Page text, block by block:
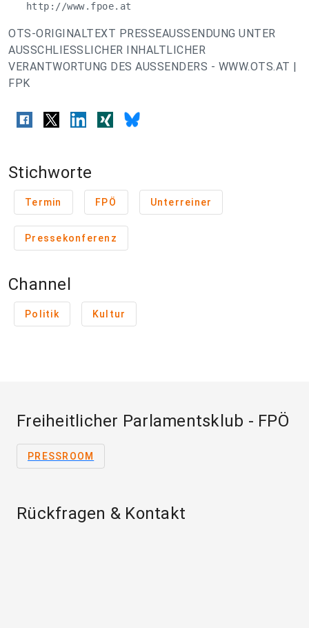
   http://www.fpoe.at
OTS-ORIGINALTEXT PRESSEAUSSENDUNG UNTER
AUSSCHLIESSLICHER INHALTLICHER
VERANTWORTUNG DES AUSSENDERS - WWW.OTS.AT |
FPK
Stichworte
Termin FPÖ Unterreiner
Pressekonferenz
Channel
Politik Kultur
Freiheitlicher Parlamentsklub - FPÖ
PRESSROOM
Rückfragen & Kontakt